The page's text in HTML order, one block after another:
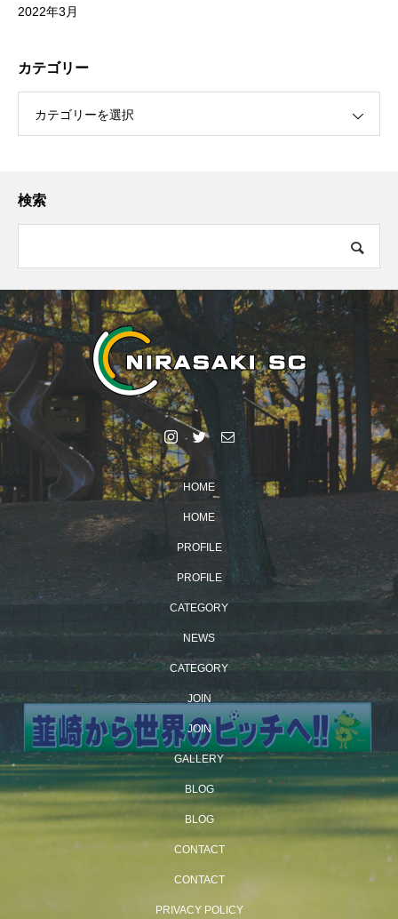
2022年3月
カテゴリー
カテゴリーを選択
検索
HOME
HOME
PROFILE
PROFILE
CATEGORY
NEWS
CATEGORY
JOIN
JOIN
GALLERY
BLOG
BLOG
CONTACT
CONTACT
PRIVACY POLICY